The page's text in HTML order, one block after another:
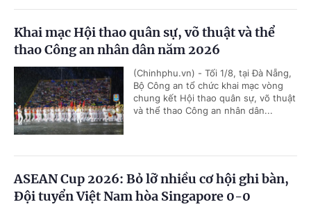
Khai mạc Hội thao quân sự, võ thuật và thể
thao Công an nhân dân năm 2026
(Chinhphu.vn) - Tối 1/8, tại Đà Nẵng,
Bộ Công an tổ chức khai mạc vòng
chung kết Hội thao quân sự, võ thuật
và thể thao Công an nhân dân...
ASEAN Cup 2026: Bỏ lỡ nhiều cơ hội ghi bàn,
Đội tuyển Việt Nam hòa Singapore 0-0